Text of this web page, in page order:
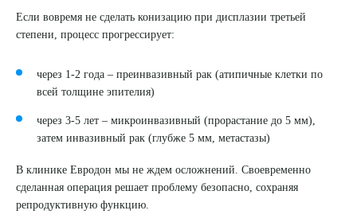
Если вовремя не сделать конизацию при дисплазии третьей
степени, процесс прогрессирует:
через 1-2 года – преинвазивный рак (атипичные клетки по
всей толщине эпителия)
через 3-5 лет – микроинвазивный (прорастание до 5 мм),
затем инвазивный рак (глубже 5 мм, метастазы)
В клинике Евродон мы не ждем осложнений. Своевременно
сделанная операция решает проблему безопасно, сохраняя
репродуктивную функцию.